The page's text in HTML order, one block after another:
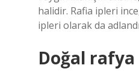
halidir. Rafia ipleri
ipleri olarak da
Doğal